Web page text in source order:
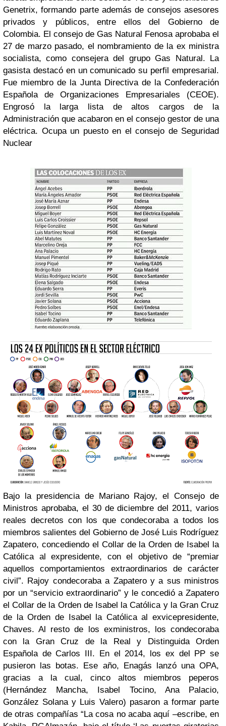
Genetrix, formando parte además de consejos asesores
privados y públicos, entre ellos del Gobierno de
Colombia. El consejo de Gas Natural Fenosa aprobaba el
27 de marzo pasado, el nombramiento de la ex ministra
socialista, como consejera del grupo Gas Natural. La
gasista destacó en un comunicado su perfil empresarial.
Fue miembro de la Junta Directiva de la Confederación
Española de Organizaciones Empresariales (CEOE).
Engrosó la larga lista de altos cargos de la
Administración que acabaron en el consejo gestor de una
eléctrica. Ocupa un puesto en el consejo de Seguridad
Nuclear
Bajo la presidencia de Mariano Rajoy, el Consejo de
Ministros aprobaba, el 30 de diciembre del 2011, varios
reales decretos con los que condecoraba a todos los
miembros salientes del Gobierno de José Luis Rodríguez
Zapatero, concediendo el Collar de la Orden de Isabel la
Católica al expresidente, con el objetivo de “premiar
aquellos comportamientos extraordinarios de carácter
civil”. Rajoy condecoraba a Zapatero y a sus ministros
por un “servicio extraordinario” y le concedió a Zapatero
el Collar de la Orden de Isabel la Católica y la Gran Cruz
de la Orden de Isabel la Católica al exvicepresidente,
Chaves. Al resto de los exministros, los condecoraba
con la Gran Cruz de la Real y Distinguida Orden
Española de Carlos III. En el 2014, los ex del PP se
pusieron las botas. Ese año, Enagás lanzó una OPA,
gracias a la cual, cinco altos miembros peperos
(Hernández Mancha, Isabel Tocino, Ana Palacio,
González Solana y Luis Valero) pasaron a formar parte
de otras compañías “La cosa no acaba aquí –escribe, en